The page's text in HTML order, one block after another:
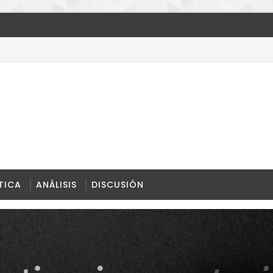
ANÁLISIS DISCUSIÓN